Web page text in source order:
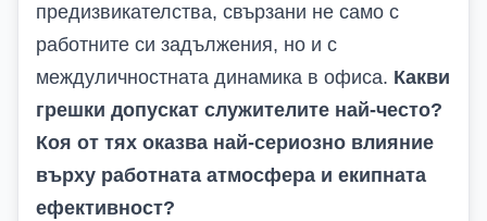
предизвикателства, свързани не само с
работните си задължения, но и с
междуличностната динамика в офиса. Какви
грешки допускат служителите най-често?
Коя от тях оказва най-сериозно влияние
върху работната атмосфера и екипната
ефективност?